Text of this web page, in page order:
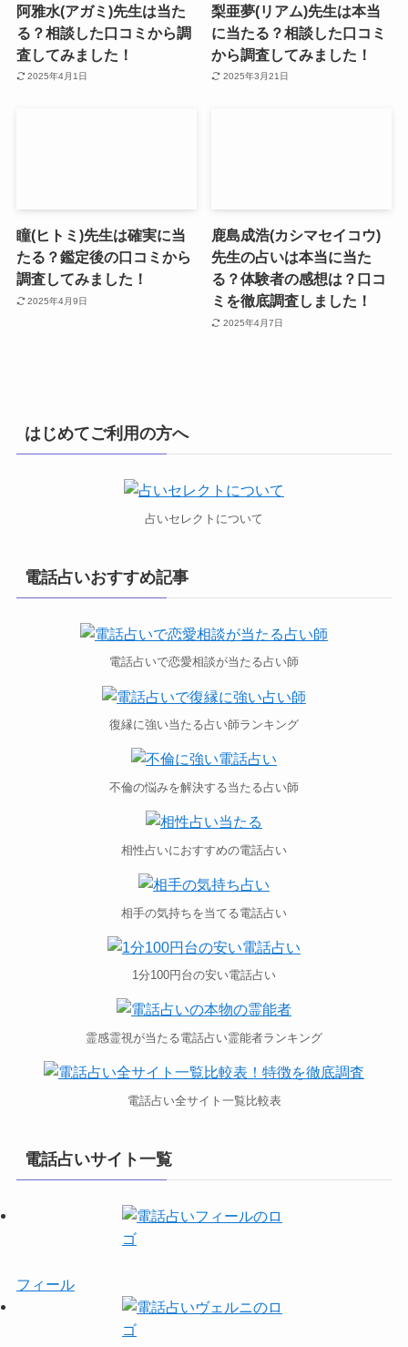
阿雅水(アガミ)先生は当た
る？相談した口コミから調
査してみました！
2025年4月1日
梨亜夢(リアム)先生は本当
に当たる？相談した口コミ
から調査してみました！
2025年3月21日
瞳(ヒトミ)先生は確実に当
たる？鑑定後の口コミから
調査してみました！
2025年4月9日
鹿島成浩(カシマセイコウ)
先生の占いは本当に当た
る？体験者の感想は？口コ
ミを徹底調査しました！
2025年4月7日
はじめてご利用の方へ
占いセレクトについて
電話占いおすすめ記事
電話占いで恋愛相談が当たる占い師
復縁に強い当たる占い師ランキング
不倫の悩みを解決する当たる占い師
相性占いにおすすめの電話占い
相手の気持ちを当てる電話占い
1分100円台の安い電話占い
霊感霊視が当たる電話占い霊能者ランキング
電話占い全サイト一覧比較表
電話占いサイト一覧
フィール